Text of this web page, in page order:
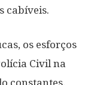
cabíveis.
os esforços
Civil na
constantes,